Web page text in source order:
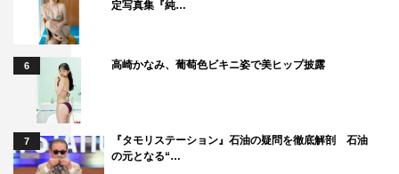
定写真集『純…
6 高崎かなみ、葡萄色ビキニ姿で美ヒップ披露
7
『タモリステーション』石油の疑問を徹底解剖 石油
の元となる“…